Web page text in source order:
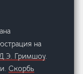
на
Гримшоу.
Скорбь